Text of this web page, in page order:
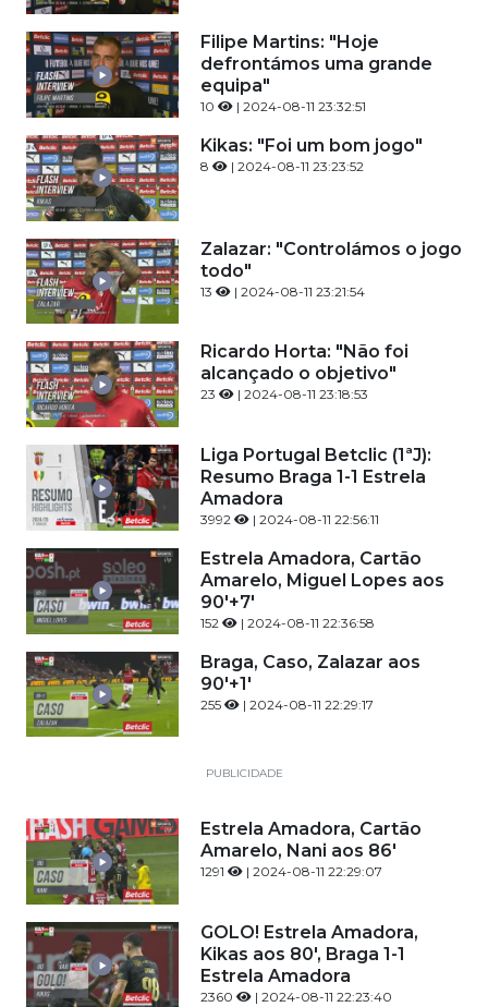
Filipe Martins: "Hoje
defrontámos uma grande
equipa"
10 | 2024-08-11 23:32:51
Kikas: "Foi um bom jogo"
8 | 2024-08-11 23:23:52
Zalazar: "Controlámos o jogo
todo"
13 | 2024-08-11 23:21:54
Ricardo Horta: "Não foi
alcançado o objetivo"
23 | 2024-08-11 23:18:53
Liga Portugal Betclic (1ªJ):
Resumo Braga 1-1 Estrela
Amadora
3992 | 2024-08-11 22:56:11
Estrela Amadora, Cartão
Amarelo, Miguel Lopes aos
90'+7'
152 | 2024-08-11 22:36:58
Braga, Caso, Zalazar aos
90'+1'
255 | 2024-08-11 22:29:17
PUBLICIDADE
Estrela Amadora, Cartão
Amarelo, Nani aos 86'
1291 | 2024-08-11 22:29:07
GOLO! Estrela Amadora,
Kikas aos 80', Braga 1-1
Estrela Amadora
2360 | 2024-08-11 22:23:40